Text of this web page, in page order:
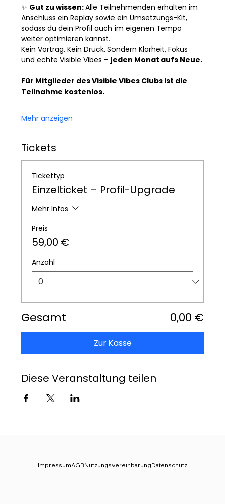
✨ Gut zu wissen: Alle Teilnehmenden erhalten im
Anschluss ein Replay sowie ein Umsetzungs-Kit,
sodass du dein Profil auch im eigenen Tempo
weiter optimieren kannst.
Kein Vortrag. Kein Druck. Sondern Klarheit, Fokus
und echte Visible Vibes – jeden Monat aufs Neue.
Für Mitglieder des Visible Vibes Clubs ist die
Teilnahme kostenlos.
Mehr anzeigen
Tickets
Tickettyp
Einzelticket – Profil-Upgrade
Mehr Infos
Preis
59,00 €
Anzahl
Gesamt 0,00 €
Zur Kasse
Diese Veranstaltung teilen
Datenschutz
Nutzungsvereinbarung
AGB
Impressum